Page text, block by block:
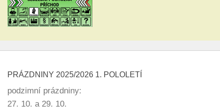
PRÁZDNINY 2025/2026 1. POLOLETÍ
podzimní prázdniny:
27. 10. a 29. 10.